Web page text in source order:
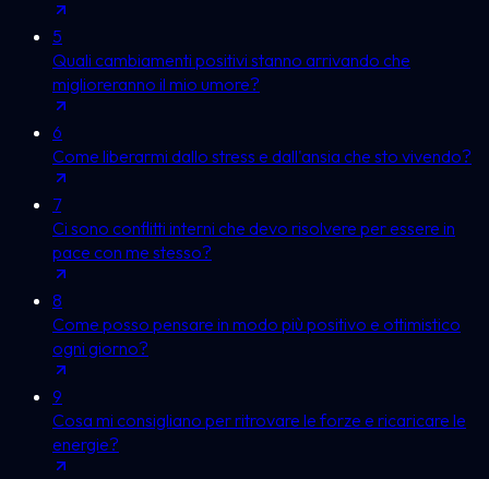
5
Quali cambiamenti positivi stanno arrivando che
miglioreranno il mio umore?
6
Come liberarmi dallo stress e dall'ansia che sto vivendo?
7
Ci sono conflitti interni che devo risolvere per essere in
pace con me stesso?
8
Come posso pensare in modo più positivo e ottimistico
ogni giorno?
9
Cosa mi consigliano per ritrovare le forze e ricaricare le
energie?